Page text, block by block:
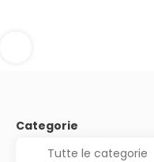
Categorie